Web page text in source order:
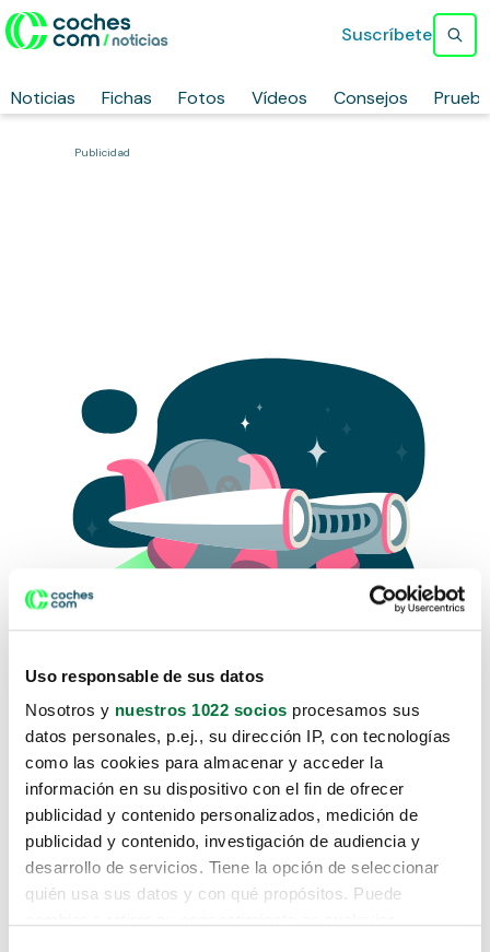
Uso responsable de sus datos
Nosotros y nuestros 1022 socios procesamos sus
datos personales, p.ej., su dirección IP, con tecnologías
como las cookies para almacenar y acceder la
información en su dispositivo con el fin de ofrecer
publicidad y contenido personalizados, medición de
publicidad y contenido, investigación de audiencia y
desarrollo de servicios. Tiene la opción de seleccionar
quién usa sus datos y con qué propósitos. Puede
Noticias Fichas Fotos Vídeos Consejos
Suscríbete
Publicidad
Lo sentimos, no sabemos como
te hemos traido hasta aquí.
Pero puedes encontrar el coche que estás
buscando en alguno de estos enlaces: